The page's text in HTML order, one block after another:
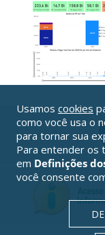
Usamos cookies
como você usa o
para tornar sua
Para entender os
em Definições
você consente